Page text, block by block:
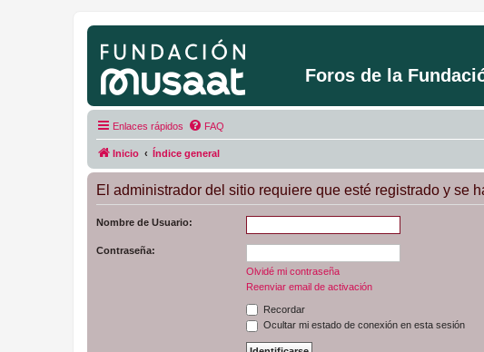
Foros de la
Enlaces rápidos FAQ
Inicio Índice general
El administrador del sitio requiere que esté registrado y se
Nombre de Usuario:
Contraseña:
Olvidé mi contraseña
Reenviar email de activación
Recordar
Ocultar mi estado de conexión en esta sesión